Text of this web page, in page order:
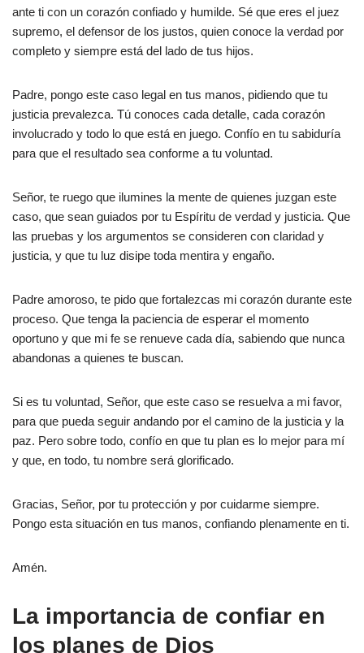
ante ti con un corazón confiado y humilde. Sé que eres el juez
supremo, el defensor de los justos, quien conoce la verdad por
completo y siempre está del lado de tus hijos.
Padre, pongo este caso legal en tus manos, pidiendo que tu
justicia prevalezca. Tú conoces cada detalle, cada corazón
involucrado y todo lo que está en juego. Confío en tu sabiduría
para que el resultado sea conforme a tu voluntad.
Señor, te ruego que ilumines la mente de quienes juzgan este
caso, que sean guiados por tu Espíritu de verdad y justicia. Que
las pruebas y los argumentos se consideren con claridad y
justicia, y que tu luz disipe toda mentira y engaño.
Padre amoroso, te pido que fortalezcas mi corazón durante este
proceso. Que tenga la paciencia de esperar el momento
oportuno y que mi fe se renueve cada día, sabiendo que nunca
abandonas a quienes te buscan.
Si es tu voluntad, Señor, que este caso se resuelva a mi favor,
para que pueda seguir andando por el camino de la justicia y la
paz. Pero sobre todo, confío en que tu plan es lo mejor para mí
y que, en todo, tu nombre será glorificado.
Gracias, Señor, por tu protección y por cuidarme siempre.
Pongo esta situación en tus manos, confiando plenamente en ti.
Amén.
La importancia de confiar en
los planes de Dios